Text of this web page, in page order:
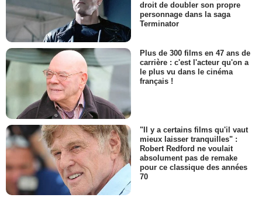
droit de doubler son propre
personnage dans la saga
Terminator
Plus de 300 films en 47 ans de
carrière : c'est l'acteur qu'on a
le plus vu dans le cinéma
français !
"Il y a certains films qu'il vaut
mieux laisser tranquilles" :
Robert Redford ne voulait
absolument pas de remake
pour ce classique des années
70